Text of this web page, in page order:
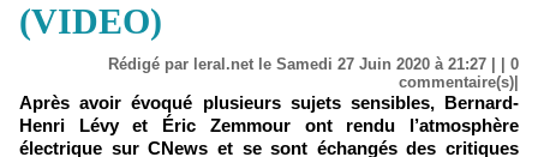
(VIDEO)
Rédigé par leral.net le Samedi 27 Juin 2020 à 21:27 | | 0
commentaire(s)|
Après avoir évoqué plusieurs sujets sensibles, Bernard-
Henri Lévy et Éric Zemmour ont rendu l’atmosphère
électrique sur CNews et se sont échangés des critiques